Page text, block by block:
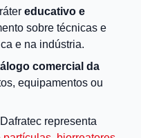
educativo e
sobre técnicas e
e na indústria.
comercial da
equipamentos ou
representa